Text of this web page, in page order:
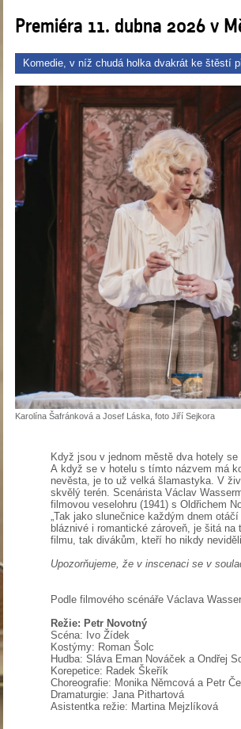
Premiéra 11. dubna 2026 v
Komedie, v níž chudá holka dvakrát ke štěstí
Karolína Šafránková a Josef Láska, foto Jiří Sejkora
Když jsou v jednom městě dva hotely
A když se v hotelu s tímto názvem má
nevěsta, je to už velká šlamastyka. V
skvělý terén. Scenárista Václav
filmovou veselohru (1941) s Oldřichem
„Tak jako slunečnice každým dnem
bláznivé i romantické zároveň, je šitá
filmu, tak divákům, kteří ho nikdy
Upozorňujeme, že v inscenaci se v
Podle filmového scénáře Václava
Režie: Petr Novotný
Scéna: Ivo Žídek
Kostýmy: Roman Šolc
Hudba: Sláva Eman Nováček a Ondřej
Korepetice: Radek Škeřík
Choreografie: Monika Němcová a Petr
Dramaturgie: Jana Pithartová
Asistentka režie: Martina Mejzlíková